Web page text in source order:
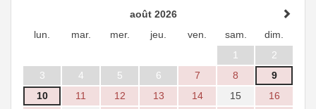
août 2026
lun.
mar. mer. jeu. ven. sam.
dim.
1
2
3
4 5 6 7 8
9
10
11 12 13 14 15
16